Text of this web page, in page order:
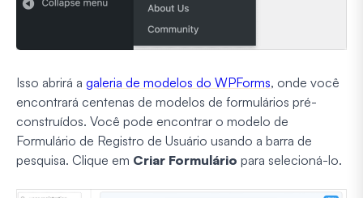
Isso abrirá a galeria de modelos do WPForms, onde você
encontrará centenas de modelos de formulários pré-
construídos. Você pode encontrar o modelo de
Formulário de Registro de Usuário usando a barra de
pesquisa. Clique em Criar Formulário para selecioná-lo.